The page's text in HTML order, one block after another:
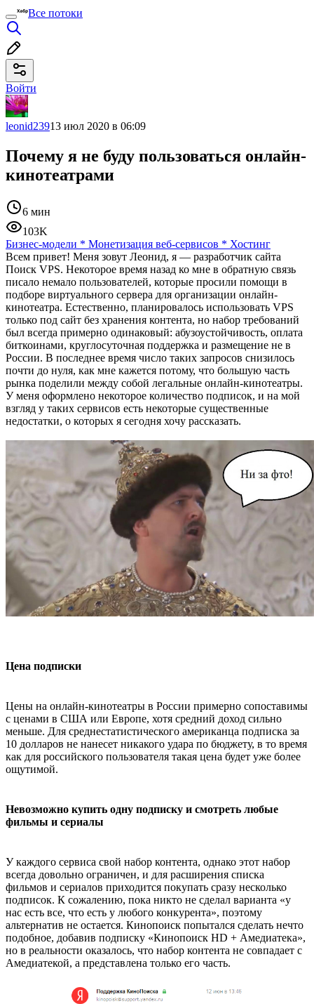
Все потоки
Войти
leonid23913 июл 2020 в 06:09
Почему я не буду пользоваться онлайн-
кинотеатрами
6 мин
103K
Бизнес-модели * Монетизация веб-сервисов * Хостинг
Всем привет! Меня зовут Леонид, я — разработчик сайта
Поиск VPS. Некоторое время назад ко мне в обратную связь
писало немало пользователей, которые просили помощи в
подборе виртуального сервера для организации онлайн-
кинотеатра. Естественно, планировалось использовать VPS
только под сайт без хранения контента, но набор требований
был всегда примерно одинаковый: абузоустойчивость, оплата
биткоинами, круглосуточная поддержка и размещение не в
России. В последнее время число таких запросов снизилось
почти до нуля, как мне кажется потому, что большую часть
рынка поделили между собой легальные онлайн-кинотеатры.
У меня оформлено некоторое количество подписок, и на мой
взгляд у таких сервисов есть некоторые существенные
недостатки, о которых я сегодня хочу рассказать.
Цена подписки
Цены на онлайн-кинотеатры в России примерно сопоставимы
с ценами в США или Европе, хотя средний доход сильно
меньше. Для среднестатистического американца подписка за
10 долларов не нанесет никакого удара по бюджету, в то время
как для российского пользователя такая цена будет уже более
ощутимой.
Невозможно купить одну подписку и смотреть любые
фильмы и сериалы
У каждого сервиса свой набор контента, однако этот набор
всегда довольно ограничен, и для расширения списка
фильмов и сериалов приходится покупать сразу несколько
подписок. К сожалению, пока никто не сделал варианта «у
нас есть все, что есть у любого конкурента», поэтому
альтернатив не остается. Кинопоиск попытался сделать нечто
подобное, добавив подписку «Кинопоиск HD + Амедиатека»,
но в реальности оказалось, что набор контента не совпадает с
Амедиатекой, а представлена только его часть.